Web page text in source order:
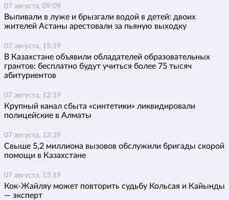
07 августа, 09:09
Выпивали в луже и брызгали водой в детей: двоих
жителей Астаны арестовали за пьяную выходку
07 августа, 15:19
В Казахстане объявили обладателей образовательных
грантов: бесплатно будут учиться более 75 тысяч
абитуриентов
07 августа, 12:19
Крупный канал сбыта «синтетики» ликвидировали
полицейские в Алматы
07 августа, 13:29
Свыше 5,2 миллиона вызовов обслужили бригады скорой
помощи в Казахстане
07 августа, 13:19
Кок-Жайляу может повторить судьбу Кольсая и Кайынды
— эксперт